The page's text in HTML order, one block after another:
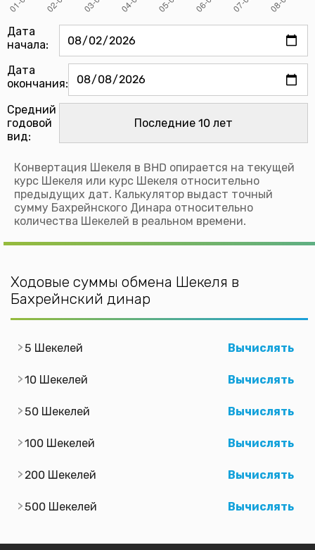
Дата
начала:
Дата
окончания:
Средний
годовой
вид:
Конвертация Шекеля в BHD опирается на текущей
курс Шекеля или курс Шекеля относительно
предыдущих дат. Калькулятор выдаст точный
сумму Бахрейнского Динара относительно
количества Шекелей в реальном времени.
Ходовые суммы обмена Шекеля в
Бахрейнский динар
5 Шекелей Вычислять
10 Шекелей Вычислять
50 Шекелей Вычислять
100 Шекелей Вычислять
200 Шекелей Вычислять
500 Шекелей Вычислять